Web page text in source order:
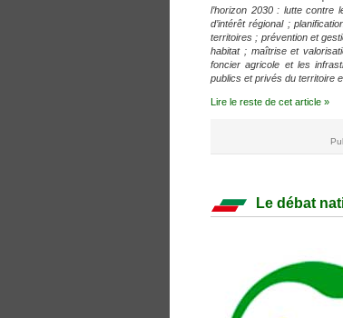
l’horizon 2030 : lutte contre
d’intérêt régional ;
territoires ; prévention et
habitat ; maîtrise et
foncier agricole et les
publics et privés du territoire
Lire le reste de cet article »
Le débat